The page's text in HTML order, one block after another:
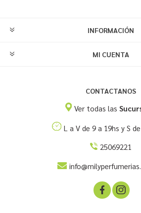
INFORMACIÓN
MI CUENTA
CONTACTANOS
Ver todas las
L a V de 9 a 19hs y S
25069221